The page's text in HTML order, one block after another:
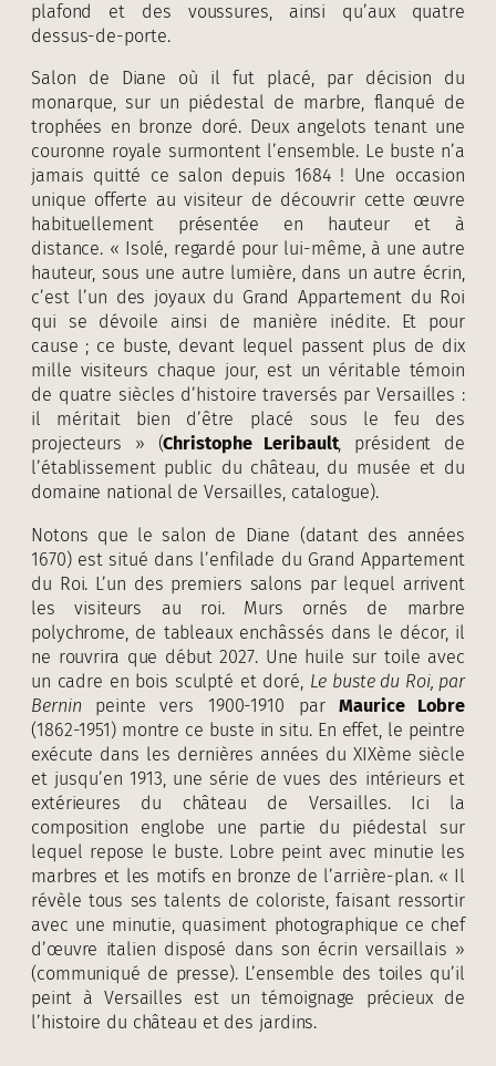
plafond et des voussures, ainsi qu’aux quatre
dessus-de-porte.
Salon de Diane où il fut placé, par décision du
monarque, sur un piédestal de marbre, flanqué de
trophées en bronze doré. Deux angelots tenant une
couronne royale surmontent l’ensemble. Le buste n’a
jamais quitté ce salon depuis 1684 ! Une occasion
unique offerte au visiteur de découvrir cette œuvre
habituellement présentée en hauteur et à
distance. « Isolé, regardé pour lui-même, à une autre
hauteur, sous une autre lumière, dans un autre écrin,
c’est l’un des joyaux du Grand Appartement du Roi
qui se dévoile ainsi de manière inédite. Et pour
cause ; ce buste, devant lequel passent plus de dix
mille visiteurs chaque jour, est un véritable témoin
de quatre siècles d’histoire traversés par Versailles :
il méritait bien d’être placé sous le feu des
projecteurs » (Christophe Leribault, président de
l’établissement public du château, du musée et du
domaine national de Versailles, catalogue).
Notons que le salon de Diane (datant des années
1670) est situé dans l’enfilade du Grand Appartement
du Roi. L’un des premiers salons par lequel arrivent
les visiteurs au roi. Murs ornés de marbre
polychrome, de tableaux enchâssés dans le décor, il
ne rouvrira que début 2027. Une huile sur toile avec
un cadre en bois sculpté et doré, Le buste du Roi, par
Bernin peinte vers 1900-1910 parMaurice Lobre
(1862-1951) montre ce buste in situ. En effet, le peintre
exécute dans les dernières années du XIXème siècle
et jusqu’en 1913, une série de vues des intérieurs et
extérieures du château de Versailles. Ici la
composition englobe une partie du piédestal sur
lequel repose le buste. Lobre peint avec minutie les
marbres et les motifs en bronze de l’arrière-plan. « Il
révèle tous ses talents de coloriste, faisant ressortir
avec une minutie, quasiment photographique ce chef
d’œuvre italien disposé dans son écrin versaillais »
(communiqué de presse). L’ensemble des toiles qu’il
peint à Versailles est un témoignage précieux de
l’histoire du château et des jardins.